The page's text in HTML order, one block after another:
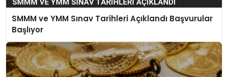
SMMM ve YMM Sınav Tarihleri Açıklandı Başvurular
Başlıyor